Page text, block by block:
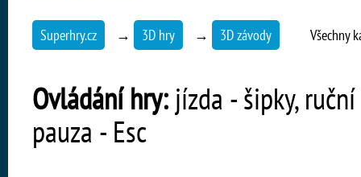
Superhry.cz → 3D hry → 3D závody Všechny
Ovládání hry: jízda - šipky,
pauza - Esc